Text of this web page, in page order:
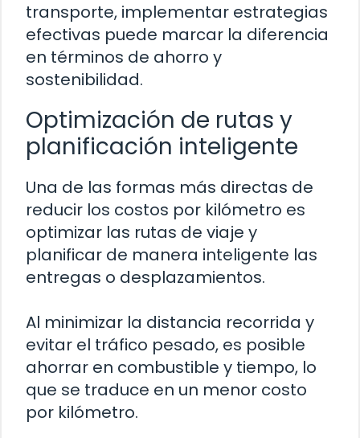
transporte, implementar estrategias
efectivas puede marcar la diferencia
en términos de ahorro y
sostenibilidad.
Optimización de rutas y
planificación inteligente
Una de las formas más directas de
reducir los costos por kilómetro es
optimizar las rutas de viaje y
planificar de manera inteligente las
entregas o desplazamientos.
Al minimizar la distancia recorrida y
evitar el tráfico pesado, es posible
ahorrar en combustible y tiempo, lo
que se traduce en un menor costo
por kilómetro.